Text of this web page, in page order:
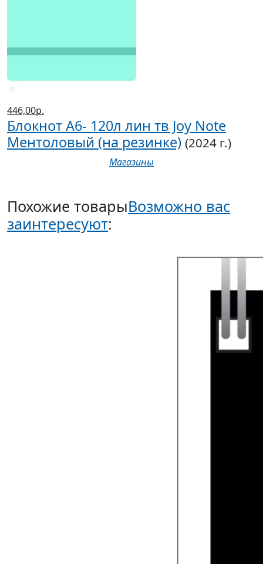
446,00р.
Блокнот А6- 120л лин тв Joy Note
Ментоловый (на резинке) (2024 г.)
Магазины
Похожие товарыВозможно вас
заинтересуют: